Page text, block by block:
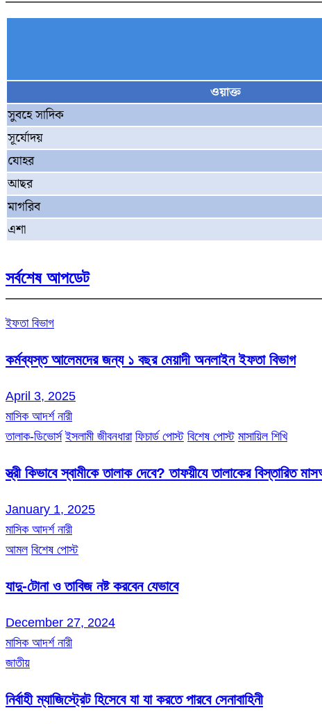
ওয়াক্ত
সুবহে সাদিক
সূর্যোদয়
যোহর
আছর
মাগরিব
এশা
সর্বশেষ আপডেট
ইফতা বিভাগ
কর্মব্যস্ত আলেমদের জন্য ১ বছর মেয়াদী অনলাইন ইফতা বিভাগ
April 3, 2025
মাসিক আদর্শ নারী
তালাক-ডিভোর্স ইসলামী জীবনধারা ফিচার্ড পোস্ট বিশেষ পোস্ট মাসায়িল শিখি
স্ত্রী কিভাবে স্বামীকে তালাক দেবে? তাফয়ীযে তালাকের বিস্তারিত
January 1, 2025
মাসিক আদর্শ নারী
আমল বিশেষ পোস্ট
যাদু-টোনা ও তাবিজ নষ্ট করবেন যেভাবে
December 27, 2024
মাসিক আদর্শ নারী
জাতীয়
নির্বাহী ম্যাজিস্ট্রেট হিসেবে যা যা করতে পারবে সেনাবাহিনী